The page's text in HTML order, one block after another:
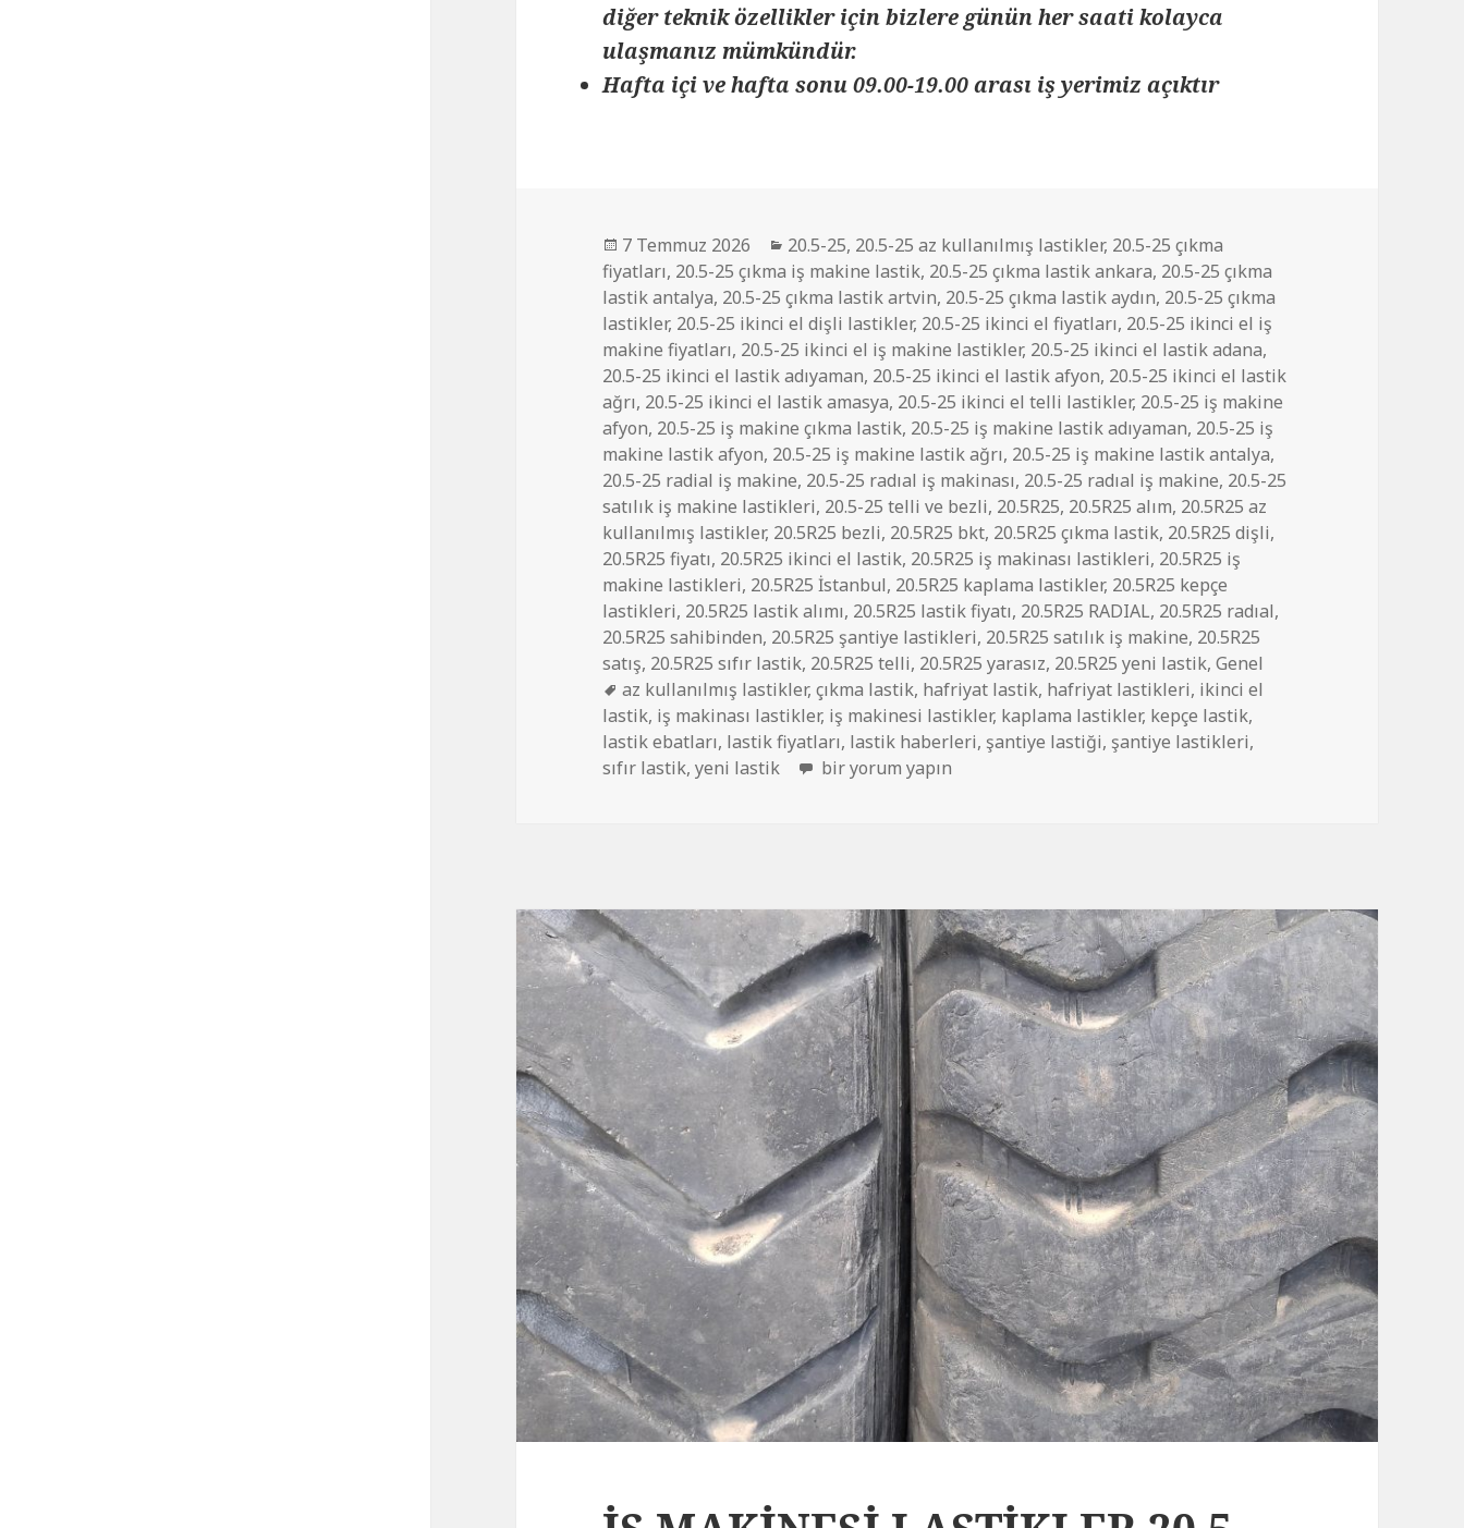
diğer teknik özellikler için bizlere günün her saati kolayca
ulaşmanız mümkündür.
Hafta içi ve hafta sonu 09.00-19.00 arası iş yerimiz açıktır
Yayın
tarihi
7 Temmuz 2026 Kategoriler
20.5-25, 20.5-25 az kullanılmış lastikler, 20.5-25 çıkma
fiyatları, 20.5-25 çıkma iş makine lastik, 20.5-25 çıkma lastik ankara, 20.5-25 çıkma
lastik antalya, 20.5-25 çıkma lastik artvin, 20.5-25 çıkma lastik aydın, 20.5-25 çıkma
lastikler, 20.5-25 ikinci el dişli lastikler, 20.5-25 ikinci el fiyatları, 20.5-25 ikinci el iş
makine fiyatları, 20.5-25 ikinci el iş makine lastikler, 20.5-25 ikinci el lastik adana,
20.5-25 ikinci el lastik adıyaman, 20.5-25 ikinci el lastik afyon, 20.5-25 ikinci el lastik
ağrı, 20.5-25 ikinci el lastik amasya, 20.5-25 ikinci el telli lastikler, 20.5-25 iş makine
afyon, 20.5-25 iş makine çıkma lastik, 20.5-25 iş makine lastik adıyaman, 20.5-25 iş
makine lastik afyon, 20.5-25 iş makine lastik ağrı, 20.5-25 iş makine lastik antalya,
20.5-25 radial iş makine, 20.5-25 radıal iş makinası, 20.5-25 radıal iş makine, 20.5-25
satılık iş makine lastikleri, 20.5-25 telli ve bezli, 20.5R25, 20.5R25 alım, 20.5R25 az
kullanılmış lastikler, 20.5R25 bezli, 20.5R25 bkt, 20.5R25 çıkma lastik, 20.5R25 dişli,
20.5R25 fiyatı, 20.5R25 ikinci el lastik, 20.5R25 iş makinası lastikleri, 20.5R25 iş
makine lastikleri, 20.5R25 İstanbul, 20.5R25 kaplama lastikler, 20.5R25 kepçe
lastikleri, 20.5R25 lastik alımı, 20.5R25 lastik fiyatı, 20.5R25 RADIAL, 20.5R25 radıal,
20.5R25 sahibinden, 20.5R25 şantiye lastikleri, 20.5R25 satılık iş makine, 20.5R25
satış, 20.5R25 sıfır lastik, 20.5R25 telli, 20.5R25 yarasız, 20.5R25 yeni lastik,Genel
Etiketler
az kullanılmış lastikler,çıkma lastik, hafriyat lastik, hafriyat lastikleri, ikinci el
lastik, iş makinası lastikler, iş makinesi lastikler, kaplama lastikler, kepçe lastik,
lastik ebatları, lastik fiyatları, lastik haberleri, şantiye lastiği, şantiye lastikleri,
sıfır lastik,yeni lastik 20R5-25 ÇIKMA İŞ MAKİNASI KEPÇE LASTİKLER için
bir yorum yapın